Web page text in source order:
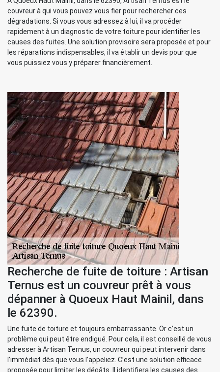
couvreur à qui vous pouvez vous fier pour rechercher ces
dégradations. Si vous vous adressez à lui, il va procéder
rapidement à un diagnostic de votre toiture pour identifier les
causes des fuites. Une solution provisoire sera proposée et pour
les réparations indispensables, il va établir un devis pour que
vous puissiez vous y préparer financièrement.
Recherche de fuite de toiture : Artisan
Ternus est un couvreur prêt à vous
dépanner à Quoeux Haut Mainil, dans
le 62390.
Une fuite de toiture et toujours embarrassante. Or c’est un
problème qui peut être endigué. Pour cela, il est conseillé de vous
adresser à Artisan Ternus, un couvreur qui peut intervenir dans
l’immédiat dès que vous l’appeliez. C’est une solution efficace
proposée pour limiter les dégâts. Il identifiera les causes des